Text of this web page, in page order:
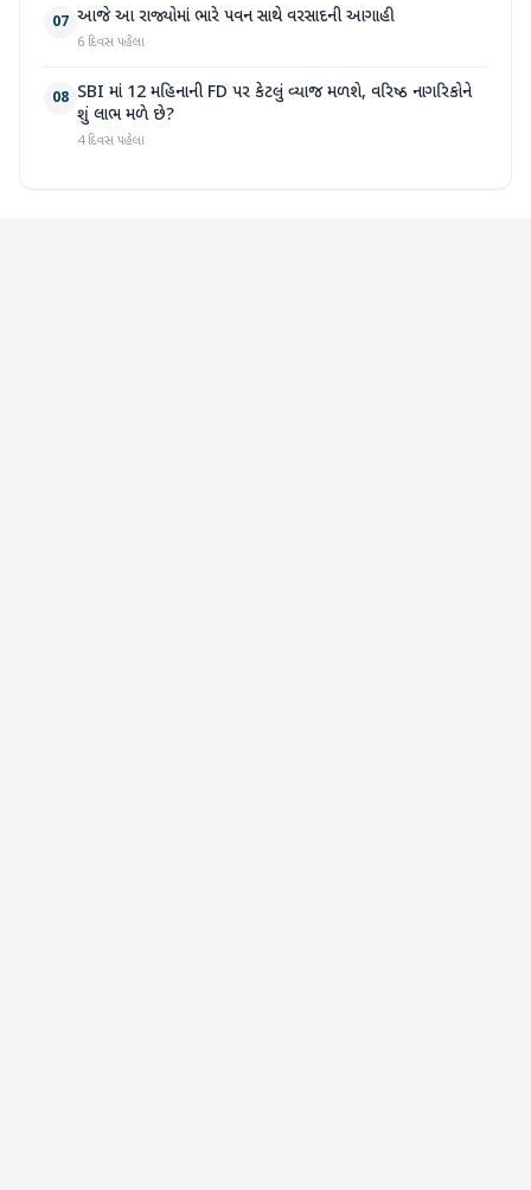
07 આજે આ રાજ્યોમાં ભારે પવન સાથે વરસાદની આગાહી
6 દિવસ પહેલા
08 SBI માં 12 મહિનાની FD પર કેટલું વ્યાજ મળશે, વરિષ્ઠ નાગરિકોને
શું લાભ મળે છે?
4 દિવસ પહેલા